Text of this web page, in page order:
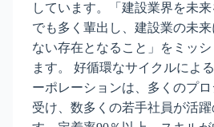
しています。「建設業界を未
でも多く輩出し、建設業の未
ない存在となること」をミッ
ます。 好循環なサイクルによ
ーポレーションは、多くのプ
受け、数多くの若手社員が活